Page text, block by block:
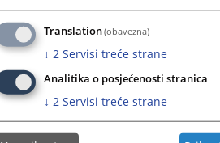
Translation(obavezna)
↓ 2 Servisi treće strane
Analitika o posjećenosti stranica
↓ 2 Servisi treće strane